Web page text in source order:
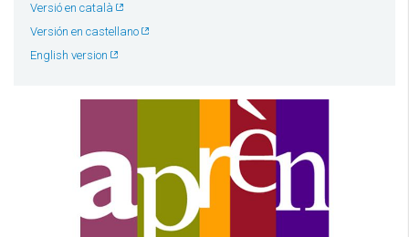
Versió en català
Versión en castellano
English version